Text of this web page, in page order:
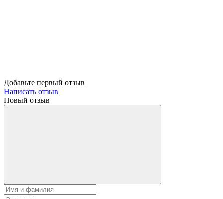
Добавьте первый отзыв
Написать отзыв
Новый отзыв